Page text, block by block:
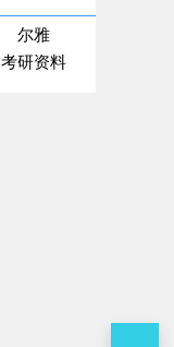
尔雅
考研资料